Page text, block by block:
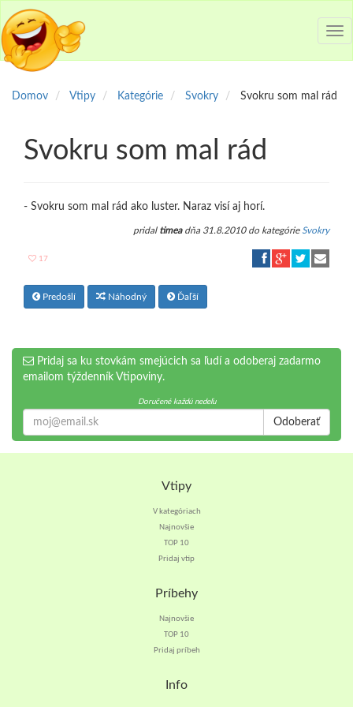
Domov Vtipy Kategórie Svokry Svokru som mal rád
Svokru som mal rád
- Svokru som mal rád ako luster. Naraz visí aj horí.
pridal timeadňa 31.8.2010 do kategórie Svokry
17
Predošlí Náhodný Ďaľší
Pridaj sa ku stovkám smejúcich sa ľudí a odoberaj zadarmo
emailom týždenník Vtipoviny.
Doručené každú nedeľu
Odoberať
Vtipy
V kategóriach
Najnovšie
TOP 10
Pridaj vtip
Príbehy
Najnovšie
TOP 10
Pridaj príbeh
Info